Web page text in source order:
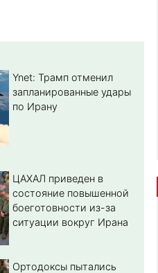
Ynet: Трамп отменил
запланированные удары
по Ирану
ЦАХАЛ приведен в
состояние повышенной
боеготовности из-за
ситуации вокруг Ирана
Ортодоксы пытались